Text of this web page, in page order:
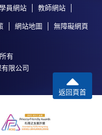
員網站 教師網站
網站地圖 無障礙網頁
有
限公司
返回頁首